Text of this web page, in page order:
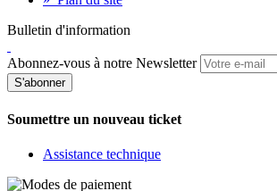
Bulletin d'information
Abonnez-vous à notre Newsletter
S'abonner
Soumettre un nouveau ticket
Assistance technique